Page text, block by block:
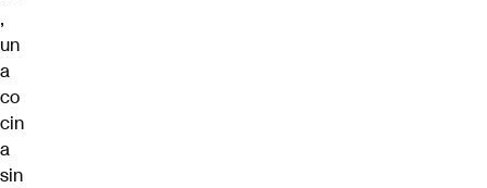
,
un
a
co
cin
a
sin